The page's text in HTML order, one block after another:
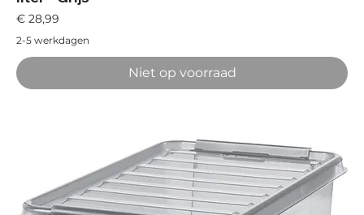
Prijs
€ 28,99
2-5 werkdagen
Niet op voorraad